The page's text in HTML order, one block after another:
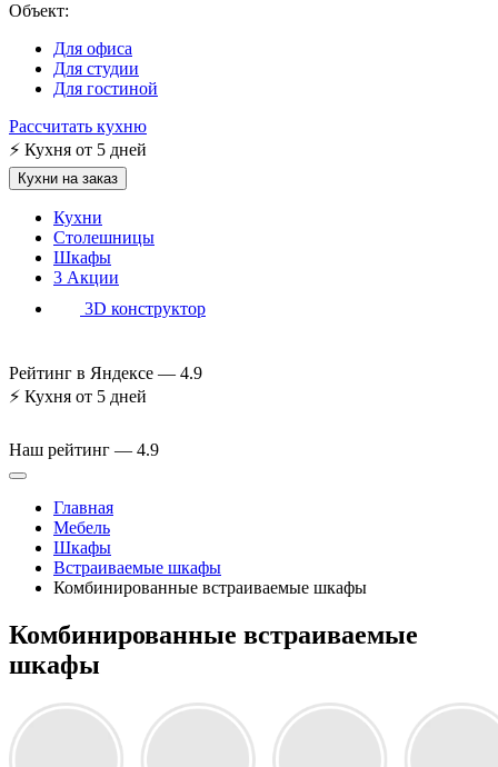
Объект:
Для офиса
Для студии
Для гостиной
Рассчитать кухню
⚡ Кухня от 5 дней
Кухни на заказ
Кухни
Столешницы
Шкафы
3 Акции
3D конструктор
Рейтинг в Яндексе — 4.9
⚡ Кухня от 5 дней
Наш рейтинг — 4.9
Главная
Мебель
Шкафы
Встраиваемые шкафы
Комбинированные встраиваемые шкафы
Комбинированные встраиваемые
шкафы